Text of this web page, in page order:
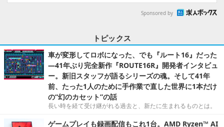
Sponsored by
トピックス
車が変形してロボになった、でも『ルート16』だった
―41年ぶり完全新作『ROUTE16R』開発者インタビュ
ー。新旧スタッフが語るシリーズの魂。そして41年
前、たった1人のために手作業で直した世界に1本だけ
の“幻のカセット”の話
長い時を経て受け継がれる過去と、新たに生まれるものとは。
ゲームプレイも録画配信もこれ1台。AMD Ryzen™ AI